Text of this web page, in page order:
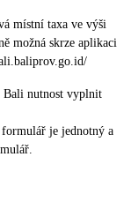
místní taxa ve výši
možná skrze aplikaci
Bali nutnost vyplnit
je jednotný a